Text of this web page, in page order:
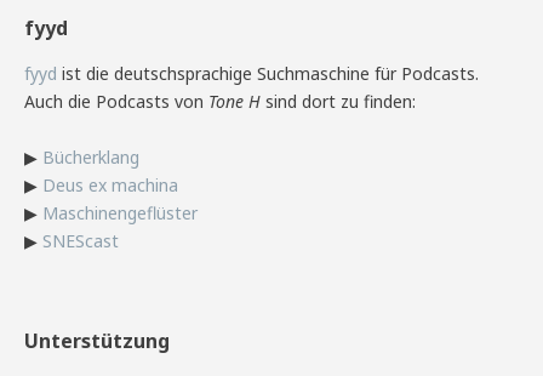
fyyd
fyyd ist die deutschsprachige Suchmaschine für Podcasts.
Auch die Podcasts von Tone H sind dort zu finden:
▶ Bücherklang
▶ Deus ex machina
▶ Maschinengeflüster
▶ SNEScast
Unterstützung